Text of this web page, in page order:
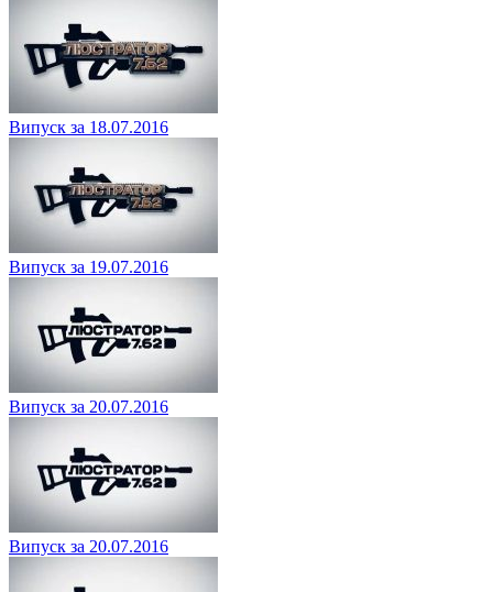
Випуск за 18.07.2016
Випуск за 19.07.2016
Випуск за 20.07.2016
Випуск за 20.07.2016